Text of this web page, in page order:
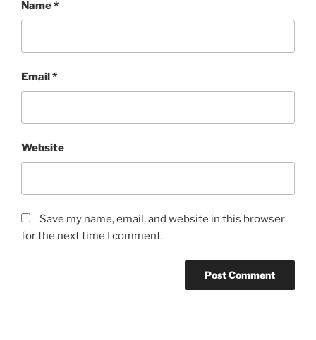
Name*
Email *
Website
Save my name, email, and website in this browser
for the next time I comment.